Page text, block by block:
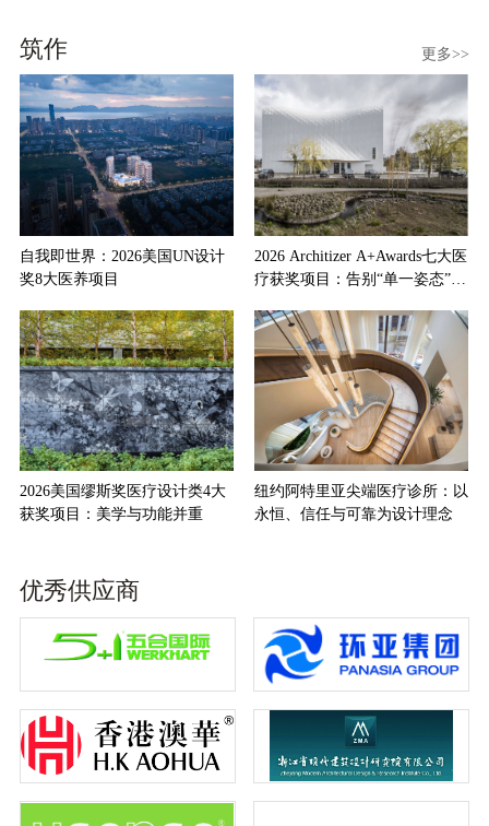
筑作 更多>>
自我即世界：2026美国UN设计
奖8大医养项目
2026 Architizer A+Awards七大医
疗获奖项目：告别“单一姿态”，
2026美国缪斯奖医疗设计类4大
获奖项目：美学与功能并重
纽约阿特里亚尖端医疗诊所：以
永恒、信任与可靠为设计理念
优秀供应商